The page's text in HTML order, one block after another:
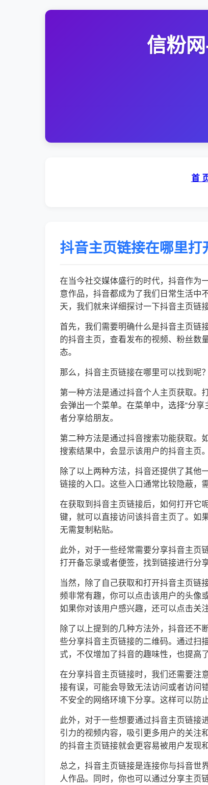
信粉
首
抖音主页链接在哪里打
在当今社交媒体盛行的时代，抖音作为
意作品，抖音都成为了我们日常生活中
天，我们就来详细探讨一下抖音主页链
首先，我们需要明确什么是抖音主页链
的抖音主页，查看发布的视频、粉丝数
态。
那么，抖音主页链接在哪里可以找到呢
第一种方法是通过抖音个人主页获取。
会弹出一个菜单。在菜单中，选择“分
者分享给朋友。
第二种方法是通过抖音搜索功能获取。
搜索结果中，会显示该用户的抖音主页
除了以上两种方法，抖音还提供了其他
链接的入口。这些入口通常比较隐蔽，
在获取到抖音主页链接后，如何打开它
键，就可以直接访问该抖音主页了。如
无需复制粘贴。
此外，对于一些经常需要分享抖音主页
打开备忘录或者便签，找到链接进行分
当然，除了自己获取和打开抖音主页链
频非常有趣，你可以点击该用户的头像
如果你对该用户感兴趣，还可以点击关
除了以上提到的几种方法外，抖音还不
些分享抖音主页链接的二维码。通过扫
式，不仅增加了抖音的趣味性，也提高
在分享抖音主页链接时，我们还需要注
接有误，可能会导致无法访问或者访问
不安全的网络环境下分享。这样可以防
此外，对于一些想要通过抖音主页链接
引力的视频内容，吸引更多用户的关注
的抖音主页链接就会更容易被用户发现
总之，抖音主页链接是连接你与抖音世
人作品。同时，你也可以通过分享主页